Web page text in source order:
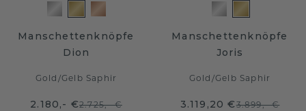
Manschettenknöpfe
Dion
Gold /Gelb Saphir
2.180,- €2.725,- €
Manschettenknöpfe
Joris
Gold /Gelb Saphir
3.119,20 €3.899,- €